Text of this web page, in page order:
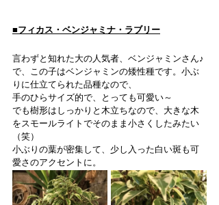
■フィカス・ベンジャミナ・ラブリー
言わずと知れた大の人気者、ベンジャミンさん♪
で、この子はベンジャミンの矮性種です。小ぶ
りに仕立てられた品種なので、
手のひらサイズ的で、とっても可愛い～
でも樹形はしっかりと木立ちなので、大きな木
をスモールライトでそのまま小さくしたみたい
（笑）
小ぶりの葉が密集して、少し入った白い斑も可
愛さのアクセントに。